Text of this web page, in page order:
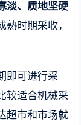
淡、质地坚硬
时期采收，
即可进行采
较适合机械采
超市和市场就